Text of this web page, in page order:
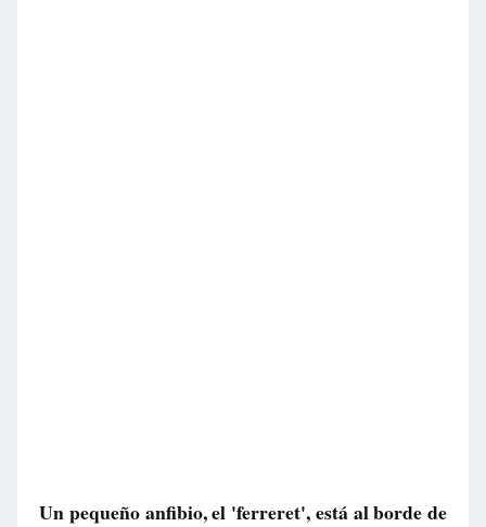
Un pequeño anfibio, el 'ferreret', está al borde de